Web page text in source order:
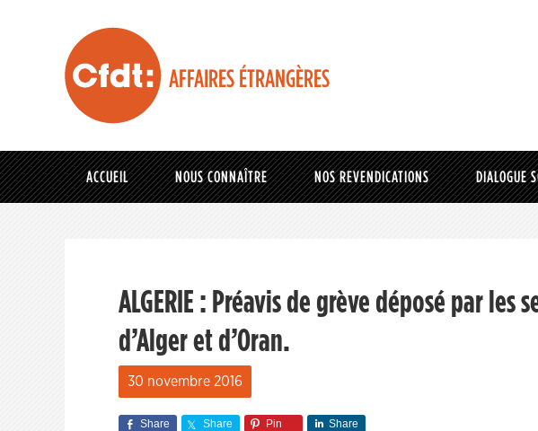
AFFAIRES ÉTRANGÈRES
ACCUEIL NOUS CONNAÎTRE NOS REVENDICATIONS DIALOGUE
ALGERIE : Préavis de grève déposé par les
d’Alger et d’Oran.
30 novembre 2016
Share Share Pin Share